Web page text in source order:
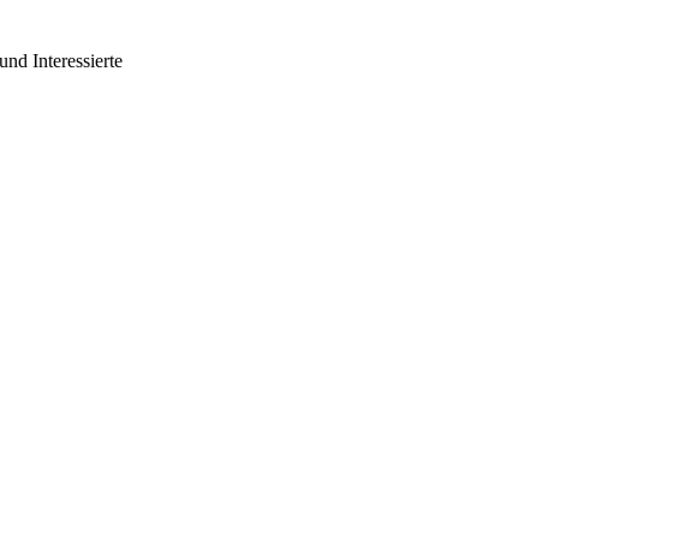
Interessierte